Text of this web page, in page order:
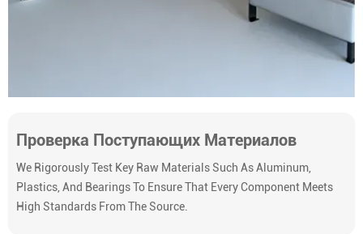
Проверка Поступающих Материалов
We Rigorously Test Key Raw Materials Such As Aluminum,
Plastics, And Bearings To Ensure That Every Component Meets
High Standards From The Source.